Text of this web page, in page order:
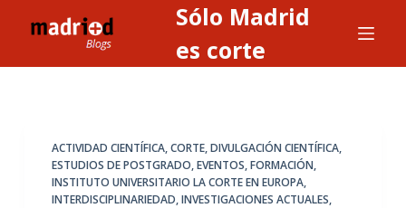
l
Sólo Madrid
es corte
ACTIVIDAD CIENTÍFICA,CORTE,DIVULGACIÓN CIENTÍFICA,
ESTUDIOS DE POSTGRADO,EVENTOS,FORMACIÓN,
INSTITUTO UNIVERSITARIO LA CORTE EN EUROPA,
INTERDISCIPLINARIEDAD,INVESTIGACIONES ACTUALES,